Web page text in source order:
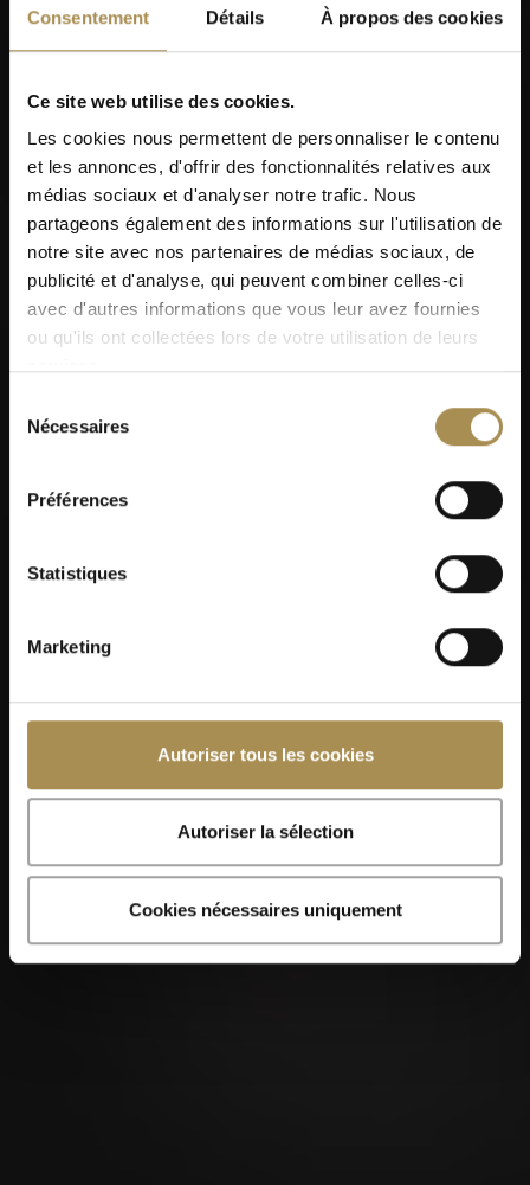
Consentement Détails À propos des cookies
Ce site web utilise des cookies.
Les cookies nous permettent de personnaliser le contenu
et les annonces, d'offrir des fonctionnalités relatives aux
médias sociaux et d'analyser notre trafic. Nous
partageons également des informations sur l'utilisation de
notre site avec nos partenaires de médias sociaux, de
publicité et d'analyse, qui peuvent combiner celles-ci
avec d'autres informations que vous leur avez fournies
ou qu'ils ont collectées lors de votre utilisation de leurs
Nécessaires
Préférences
Statistiques
Marketing
Autoriser tous les cookies
Autoriser la sélection
Cookies nécessaires uniquement